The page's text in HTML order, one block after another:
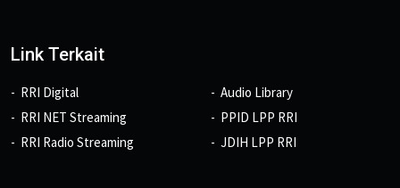
Link Terkait
RRI Digital
RRI NET Streaming
RRI Radio Streaming
Audio Library
PPID LPP RRI
JDIH LPP RRI